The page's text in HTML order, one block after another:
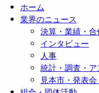
ホーム
業界のニュース
決算・業績・
インタビュー
人事
統計・調査・ア
見本市・発表